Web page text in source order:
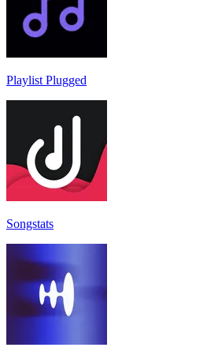
Playlist Plugged
Songstats